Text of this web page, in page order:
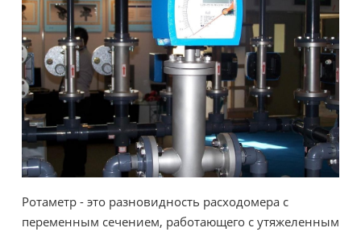
Ротаметр - это разновидность расходомера с
переменным сечением, работающего с утяжеленным